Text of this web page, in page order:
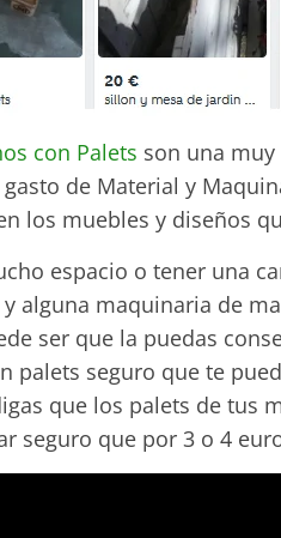
con Palets son una
de Material y
los muebles y diseños
espacio o tener una
alguna maquinaria de
ser que la puedas
palets seguro que te
que los palets de tus
seguro que por 3 o 4